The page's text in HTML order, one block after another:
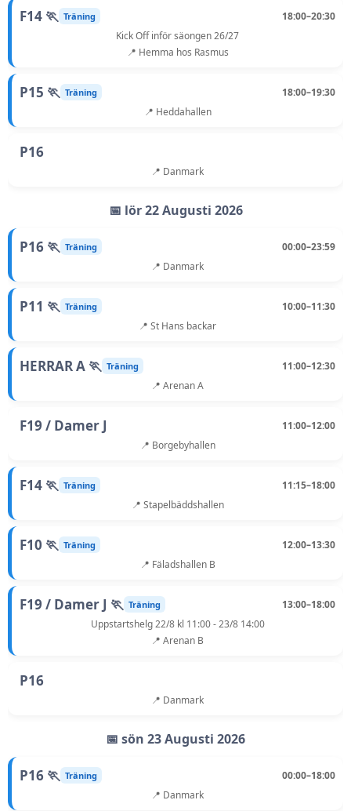
F14 🏃 Träning
18:00–20:30
Kick Off inför säongen 26/27
📍 Hemma hos Rasmus
P15 🏃 Träning
18:00–19:30
📍 Heddahallen
P16
📍 Danmark
📅 lör 22 Augusti 2026
P16 🏃 Träning
00:00–23:59
📍 Danmark
P11 🏃 Träning
10:00–11:30
📍 St Hans backar
HERRAR A 🏃 Träning
11:00–12:30
📍 Arenan A
F19 / Damer J
11:00–12:00
📍 Borgebyhallen
F14 🏃 Träning
11:15–18:00
📍 Stapelbäddshallen
F10 🏃 Träning
12:00–13:30
📍 Fäladshallen B
F19 / Damer J 🏃 Träning
13:00–18:00
Uppstartshelg 22/8 kl 11:00 - 23/8 14:00
📍 Arenan B
P16
📍 Danmark
📅 sön 23 Augusti 2026
P16 🏃 Träning
00:00–18:00
📍 Danmark